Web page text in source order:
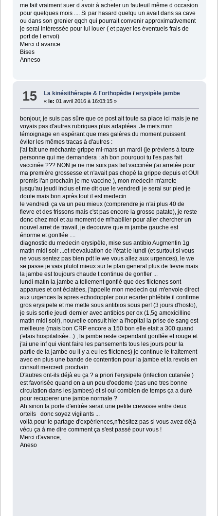
me fait vraiment suer d avoir à acheter un fauteuil même d occasion
pour quelques mois .... Si par hasard quelqu un avait dans sa cave
ou dans son grenier qqch qui pourrait convenir approximativement
je serai intéressée pour lui louer ( et payer les éventuels frais de
port de l envoi)
Merci d avance
Bises
Anneso
15 La kinésithérapie & l'orthopédie /erysipèle jambe
« le: 01 avril 2016 à 16:03:15 »
bonjour, je suis pas sûre que ce post ait toute sa place ici mais je ne
voyais pas d'autres rubriques plus adaptées. Je mets mon
témoignage en espérant que mes galères du moment puissent
éviter les mêmes tracas à d'autres :
j'ai fait une méchante grippe mi-mars un mardi (je préviens à toute
personne qui me demandera : ah bon pourquoi tu t'es pas fait
vaccinée ??? NON je ne me suis pas fait vaccinée j'ai arretée pour
ma première grossesse et n'avait pas chopé la grippe depuis et OUI
promis l'an prochain je me vaccine ), mon medecin m'arrete
jusqu'au jeudi inclus et me dit que le vendredi je serai sur pied je
doute mais bon après tout il est medecin..
le vendredi ça va un peu mieux (comprendre je n'ai plus 40 de
fievre et des frissons mais c'st pas encore la grosse patate), je reste
donc chez moi et au moment de m'habiller pour aller chercher un
nouvel arret de travail, je decouvre que m jambe gauche est
énorme et gonflée ....
diagnostic du medecin erysipèle, mise sus antibio Augmentin 1g
matin midi soir ...et réevaluation de l'état le lundi (et surtout si vous
ne vous sentez pas bien pdt le we vous allez aux urgences), le we
se passe je vais plutot mieux sur le plan general plus de fievre mais
la jambe est toujours chaude t continue de gonfler ...
lundi matin la jambe a tellement gonflé que des flictenes sont
apparues et ont éclatées, j'appelle mon medecin qui m'envoie direct
aux urgences la apres echodoppler pour ecarter phlébite il confirme
gros erysipele et me mette sous antibios sous perf (3 jours d'hosto),
je suis sortie jeudi dernier avec antibios per ox (1,5g amoxicilline
matin midi soir), nouvelle consult hier a l'hopital la prise de sang est
meilleure (mais bon CRP encore a 150 bon elle etait a 300 quand
j'etais hospitalisée...) , la jambe reste cependant gonflée et rouge et
j'ai une inf qui vient faire les pansements tous les jours pour la
partie de la jambe ou il y a eu les flictenes) je continue le traitement
avec en plus une bande de contention pour la jambe et la revois en
consult mercredi prochain ..
D'autres ont-ils déjà eu ça ? a priori l'erysipele (infection cutanée )
est favorisée quand on a un peu d'oedeme (pas une tres bonne
circulation dans les jambes) et si oui combien de temps ça a duré
pour recuperer une jambe normale ?
Ah sinon la porte d'entrée serait une petite crevasse entre deux
orteils donc soyez vigilants ...
voilà pour le partage d'expériences,n'hésitez pas si vous avez déjà
vécu ça à me dire comment ça s'est passé pour vous !
Merci d'avance,
Aneso